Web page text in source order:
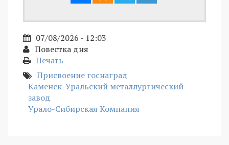
07/08/2026 - 12:03
Повестка дня
Печать
Присвоение госнаград
Каменск-Уральский металлургический
завод
Урало-Сибирская Компания